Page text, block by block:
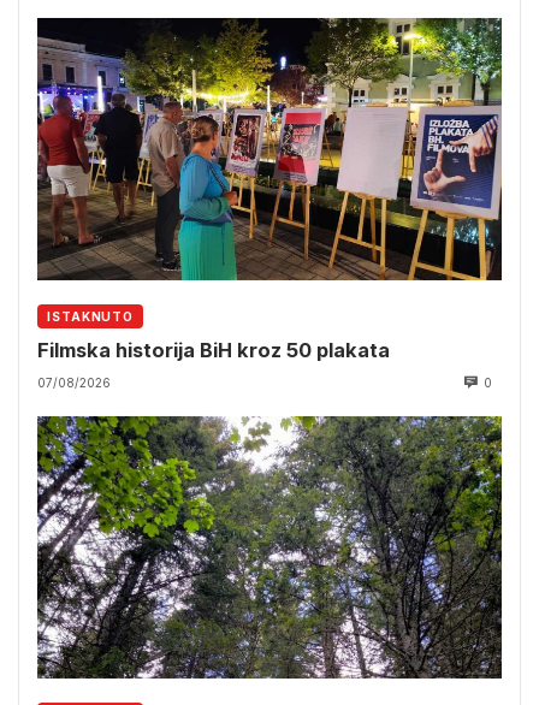
ISTAKNUTO
Filmska historija BiH kroz 50 plakata
07/08/2026 0